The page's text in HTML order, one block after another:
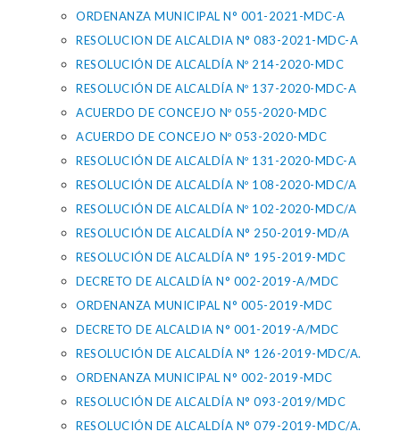
ORDENANZA MUNICIPAL N° 001-2021-MDC-A
RESOLUCION DE ALCALDIA N° 083-2021-MDC-A
RESOLUCIÓN DE ALCALDÍA Nº 214-2020-MDC
RESOLUCIÓN DE ALCALDÍA Nº 137-2020-MDC-A
ACUERDO DE CONCEJO Nº 055-2020-MDC
ACUERDO DE CONCEJO Nº 053-2020-MDC
RESOLUCIÓN DE ALCALDÍA Nº 131-2020-MDC-A
RESOLUCIÓN DE ALCALDÍA Nº 108-2020-MDC/A
RESOLUCIÓN DE ALCALDÍA Nº 102-2020-MDC/A
RESOLUCIÓN DE ALCALDÍA N° 250-2019-MD/A
RESOLUCIÓN DE ALCALDÍA N° 195-2019-MDC
DECRETO DE ALCALDÍA N° 002-2019-A/MDC
ORDENANZA MUNICIPAL N° 005-2019-MDC
DECRETO DE ALCALDIA N° 001-2019-A/MDC
RESOLUCIÓN DE ALCALDÍA N° 126-2019-MDC/A.
ORDENANZA MUNICIPAL N° 002-2019-MDC
RESOLUCIÓN DE ALCALDÍA N° 093-2019/MDC
RESOLUCIÓN DE ALCALDÍA N° 079-2019-MDC/A.